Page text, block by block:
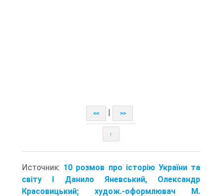
<< >>
↑
Источник: 10 розмов про історію України та
світу I Данило Яневський, Олександр
Красовицький; худож.-оформлювач М.